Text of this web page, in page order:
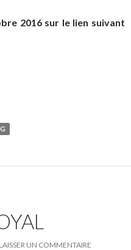
2016 sur le lien suivant
LAISSER UN COMMENTAIRE